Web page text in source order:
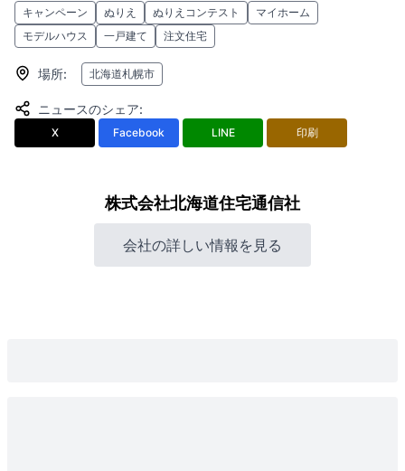
キャンペーン ぬりえ ぬりえコンテスト
マイホーム
モデルハウス
一戸建て 注文住宅
場所: 北海道札幌市
ニュースのシェア:
X Facebook LINE 印刷
株式会社北海道住宅通信社
会社の詳しい情報を見る